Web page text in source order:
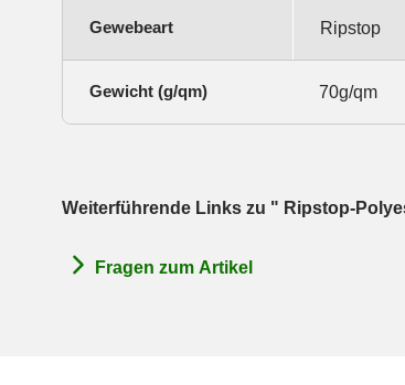
Gewebeart Ripstop
Gewicht (g/qm) 70g/qm
Weiterführende Links zu " Ripstop-
Fragen zum Artikel